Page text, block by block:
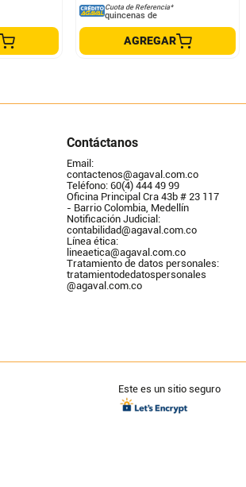
Cuota de Referencia*
quincenas de
AGREGAR
Contáctanos
Email:
contactenos@agaval.com.co
Teléfono: 60(4) 444 49 99
Oficina Principal Cra 43b # 23 117
- Barrio Colombia, Medellín
Notificación Judicial:
contabilidad@agaval.com.co
Línea ética:
lineaetica@agaval.com.co
Tratamiento de datos personales:
tratamientodedatospersonales
@agaval.com.co
Este es un sitio seguro